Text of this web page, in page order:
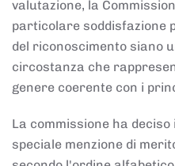
valutazione, la
particolare soddisfazione
del riconoscimento siano
circostanza che
genere coerente con i
La commissione ha
speciale menzione di